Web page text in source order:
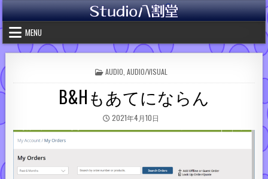
Skip to content
MENU
POSTED IN
AUDIO AUDIO/VISUAL
B&Hもあてにならん
PUBLISHED DATE:
2021年4月10日